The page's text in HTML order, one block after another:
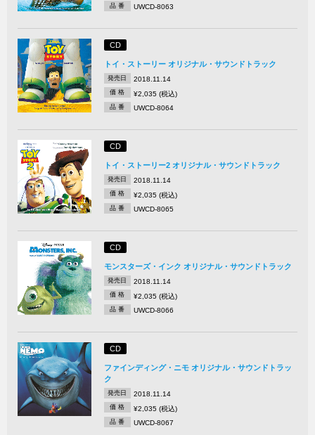
品 番 UWCD-8063
CD
トイ・ストーリー オリジナル・サウンドトラック
発売日 2018.11.14
価 格 ¥2,035 (税込)
品 番 UWCD-8064
CD
トイ・ストーリー2 オリジナル・サウンドトラック
発売日 2018.11.14
価 格 ¥2,035 (税込)
品 番 UWCD-8065
CD
モンスターズ・インク オリジナル・サウンドトラック
発売日 2018.11.14
価 格 ¥2,035 (税込)
品 番 UWCD-8066
CD
ファインディング・ニモ オリジナル・サウンドトラッ
ク
発売日 2018.11.14
価 格 ¥2,035 (税込)
品 番 UWCD-8067